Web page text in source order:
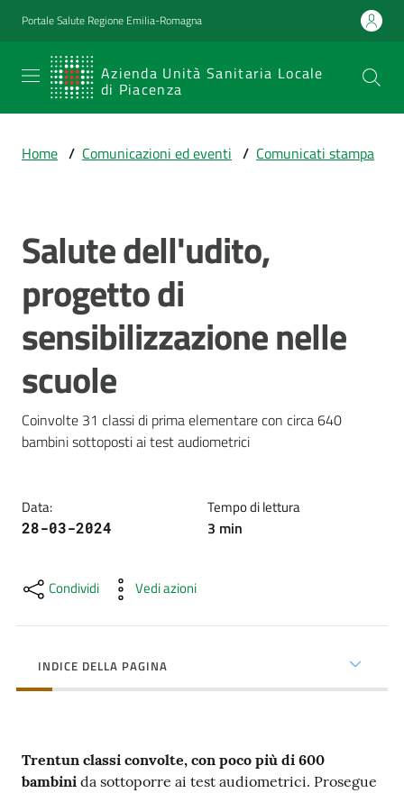
Vai al contenuto
Vai alla navigazione
Vai al footer
Portale Salute Regione Emilia-Romagna
Azienda Unità Sanitaria Locale
di Piacenza
SERVIZIO
SANITARIO
Emilia-
Sanitaria Locale
di Piacenza
e
di
cura
fare
per...
Strutture
e
Piacenza
Home / Comunicazioni ed eventi / Comunicati stampa
Salta al contenuto
Salute dell'udito,
progetto di
sensibilizzazione nelle
scuole
Coinvolte 31 classi di prima elementare con circa 640
bambini sottoposti ai test audiometrici
Data:
28-03-2024
Tempo di lettura
3 min
Condividi Vedi azioni
INDICE DELLA PAGINA
Trentun classi convolte, con poco più di 600
bambini da sottoporre ai test audiometrici. Prosegue